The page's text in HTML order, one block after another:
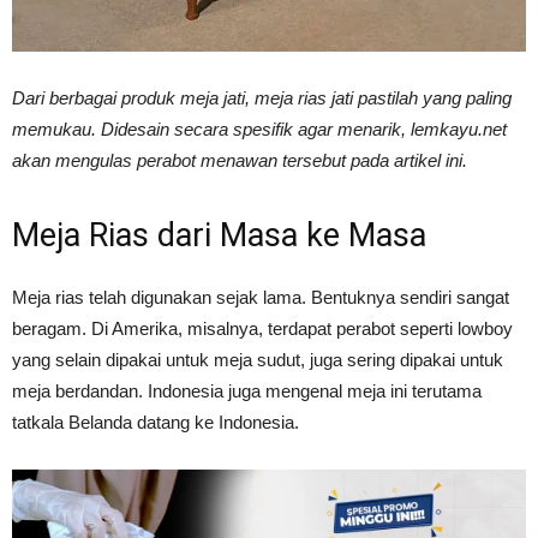
Kuat
Lama
Dari berbagai produk meja jati, meja rias jati pastilah yang paling
memukau. Didesain secara spesifik agar menarik, lemkayu.net
akan mengulas perabot menawan tersebut pada artikel ini.
Meja Rias dari Masa ke Masa
Meja rias telah digunakan sejak lama. Bentuknya sendiri sangat
beragam. Di Amerika, misalnya, terdapat perabot seperti lowboy
yang selain dipakai untuk meja sudut, juga sering dipakai untuk
meja berdandan. Indonesia juga mengenal meja ini terutama
tatkala Belanda datang ke Indonesia.